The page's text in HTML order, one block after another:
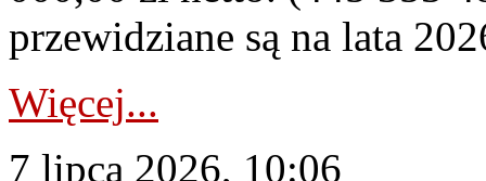
przewidziane są na lata
Więcej...
7 lipca 2026, 10:06